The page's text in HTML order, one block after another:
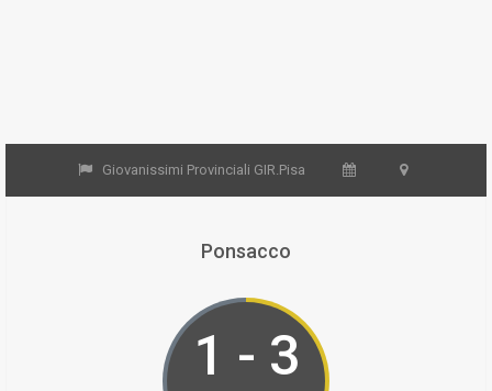
Giovanissimi Provinciali GIR.Pisa
Ponsacco
1 - 3